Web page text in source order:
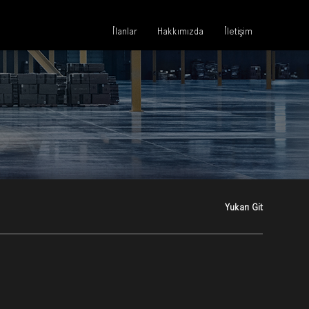
İlanlar Hakkımızda İletişim
Yukarı Git